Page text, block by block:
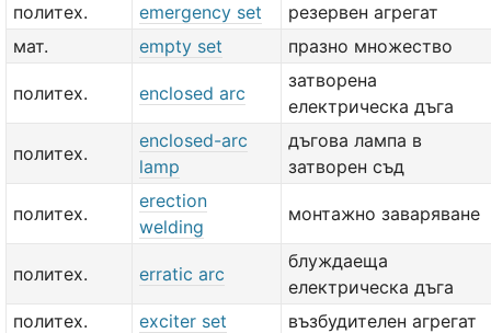
политех.
emergency set
резервен агрегат
мат.
empty set празно множество
политех. enclosed arc
затворена
електрическа дъга
политех.
enclosed-arc
lamp
дъгова лампа в
затворен съд
политех.
erection
welding
монтажно заваряване
политех. erratic arc
блуждаеща
електрическа дъга
политех.
exciter set възбудителен агрегат